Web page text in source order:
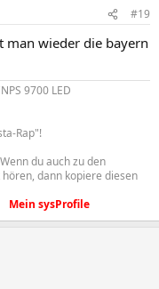
#19
man wieder die bayern
9700 LED
Rap"!
Wenn du auch zu den
dann kopiere diesen
Mein sysProfile